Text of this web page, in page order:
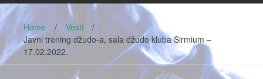
Home / Vesti
/
Javni trening džudo-a, sala džudo kluba Sirmium –
17.02.2022.